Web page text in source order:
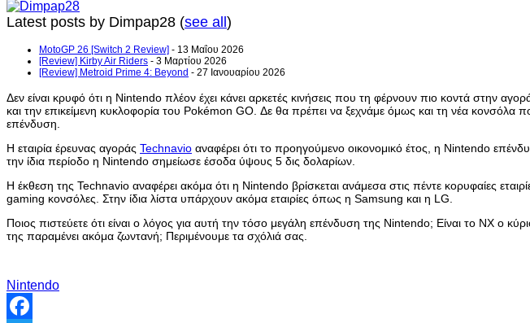
Latest posts by Dimpap28 (see all)
MotoGP 26 [Switch 2 Review] - 13 Μαΐου 2026
[Review] Kirby Air Riders - 3 Μαρτίου 2026
[Review] Metroid Prime 4: Beyond - 27 Ιανουαρίου 2026
Δεν είναι κρυφό ότι η Nintendo πλέον έχει κάνει αρκετές κινήσεις που τη φέρνουν πιο κοντά
και την επικείμενη κυκλοφορία του Pokémon GO. Δε θα πρέπει να ξεχνάμε όμως και τη νέα κονσόλα
επένδυση.
Η εταιρία έρευνας αγοράς Technavio αναφέρει ότι το προηγούμενο οικονομικό έτος, η Nintendo
την ίδια περίοδο η Nintendo σημείωσε έσοδα ύψους 5 δις δολαρίων.
Η έκθεση της Technavio αναφέρει ακόμα ότι η Nintendo βρίσκεται ανάμεσα στις πέντε κορυφαίες
gaming κονσόλες. Στην ίδια λίστα υπάρχουν ακόμα εταιρίες όπως η Samsung και η LG.
Ποιος πιστεύετε ότι είναι ο λόγος για αυτή την τόσο μεγάλη επένδυση της Nintendo; Είναι το NX
της παραμένει ακόμα ζωντανή; Περιμένουμε τα σχόλιά σας.
Nintendo